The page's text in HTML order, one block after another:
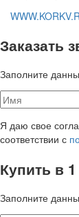
Заказать
Заполните
Я даю свое
соответствии с
Купить в
Заполните